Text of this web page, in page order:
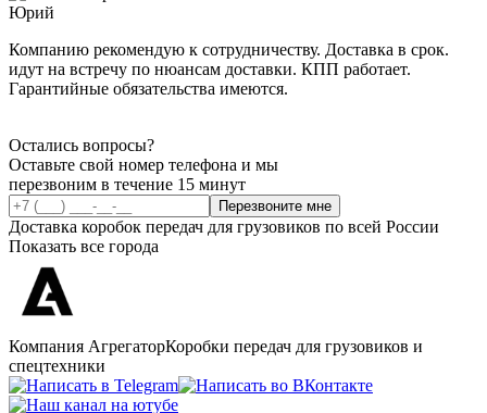
Юрий
Компанию рекомендую к сотрудничеству. Доставка в срок.
идут на встречу по нюансам доставки. КПП работает.
Гарантийные обязательства имеются.
Остались вопросы?
Оставьте свой номер телефона и мы
перезвоним в течение 15 минут
Перезвоните мне
Доставка коробок передач для грузовиков по всей России
Показать все города
Компания АгрегаторКоробки передач для грузовиков и
спецтехники